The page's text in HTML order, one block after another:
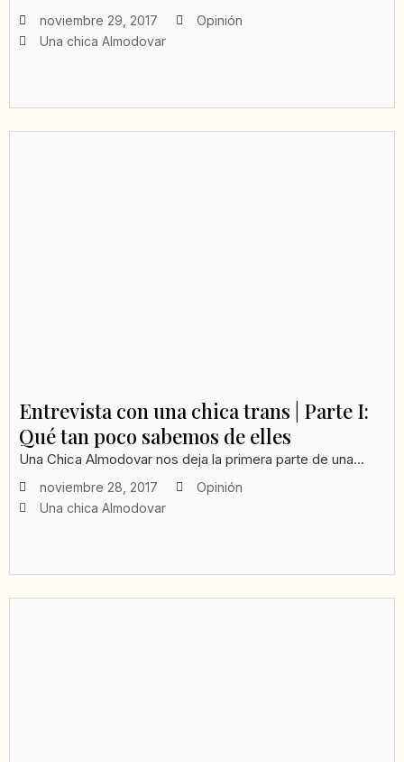
noviembre 29, 2017
Opinión
Una chica Almodovar
Entrevista con una chica trans | Parte I:
Qué tan poco sabemos de elles
Una Chica Almodovar nos deja la primera parte de una...
noviembre 28, 2017
Opinión
Una chica Almodovar